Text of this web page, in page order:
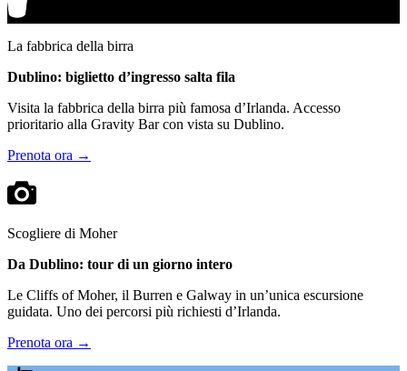
La fabbrica della birra
Dublino: biglietto d’ingresso salta fila
Visita la fabbrica della birra più famosa d’Irlanda. Accesso
prioritario alla Gravity Bar con vista su Dublino.
Prenota ora →
Scogliere di Moher
Da Dublino: tour di un giorno intero
Le Cliffs of Moher, il Burren e Galway in un’unica escursione
guidata. Uno dei percorsi più richiesti d’Irlanda.
Prenota ora →